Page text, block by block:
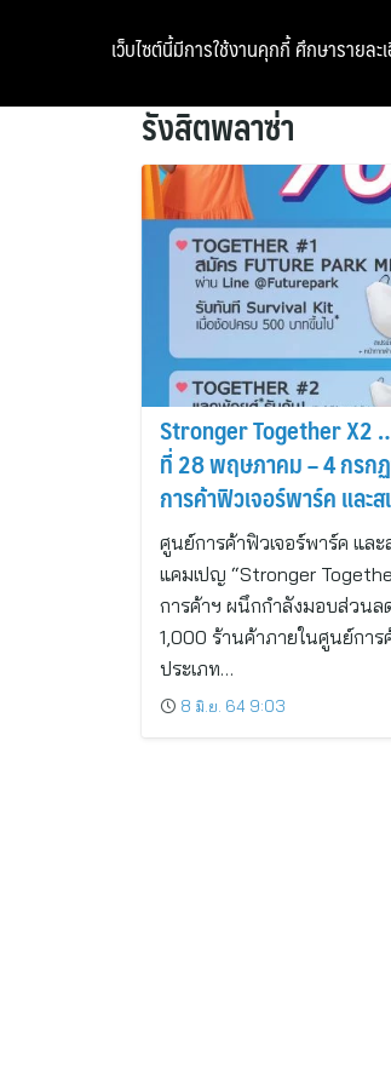
รังสิตพลาซ่า
Stronger Together X2
ที่ 28 พฤษภาคม – 4 กร
การค้าฟิวเจอร์พาร์ค และส
ศูนย์การค้าฟิวเจอร์พาร์ค แล
แคมเปญ “Stronger
การค้าฯ ผนึกกำลังมอบส่วนล
1,000 ร้านค้าภายในศูนย์กา
ประเภท…
8 มิ.ย. 64 9:03
เว็บไซต์นี้มีการใช้งานคุกกี้ ศึกษารายละ